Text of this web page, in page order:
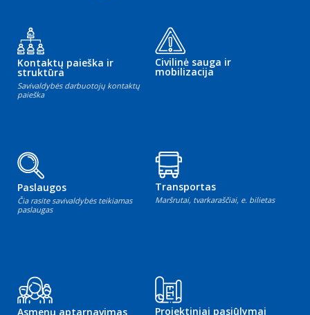
Kontaktų paieška ir
struktūra
Savivaldybės darbuotojų kontaktų
paieška
Civilinė sauga ir
mobilizacija
Paslaugos
Čia rasite savivaldybės teikiamas
paslaugas
Transportas
Maršrutai, tvarkaraščiai, e. bilietas
Asmenų aptarnavimas Projektiniai pasiūlymai